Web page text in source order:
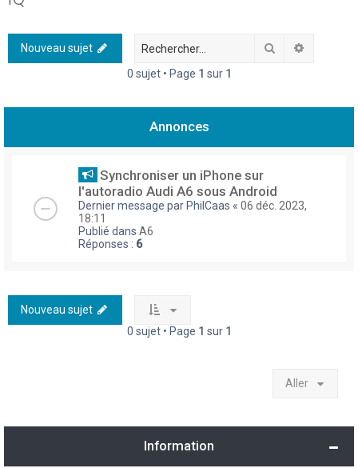
h
r
Nouveau sujet Rechercher
0 sujet • Page 1 sur 1
Annonces
Synchroniser un iPhone sur
l'autoradio Audi A6 sous Android
Dernier message par PhilCaas « 06 déc. 2023,
18:11
Publié dans A6
Réponses : 6
Nouveau sujet
0 sujet • Page 1 sur 1
Aller
Information